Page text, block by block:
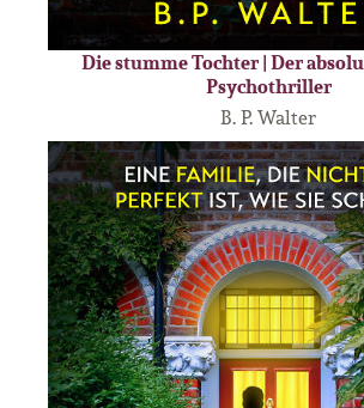
Die stumme Tochter | Der
Psychothriller
B. P. Walter